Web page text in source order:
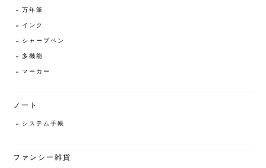
万年筆
インク
シャープペン
多機能
マーカー
ノート
システム手帳
ファンシー雑貨